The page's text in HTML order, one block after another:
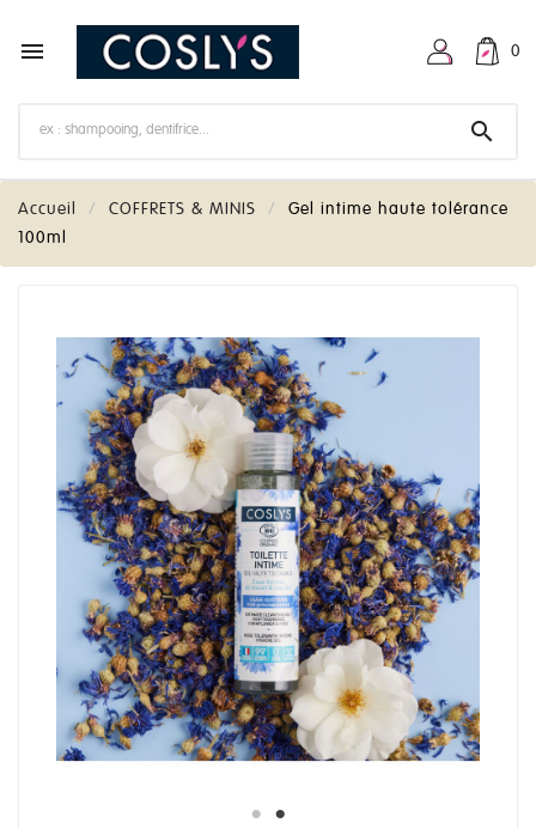
 0

Accueil COFFRETS & MINIS
Gel intime haute tolérance
100ml